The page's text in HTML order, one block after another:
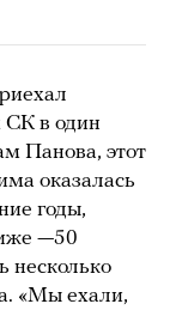
СК в один
Панова, этот
оказалась
годы,
—50
несколько
«Мы ехали,